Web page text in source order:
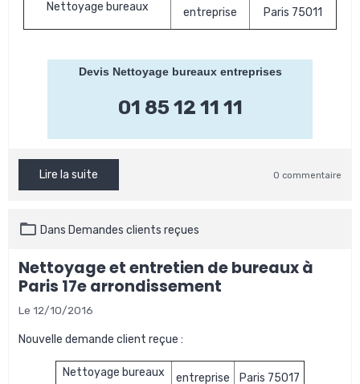
Nettoyage bureaux entreprise Paris 75011
Devis Nettoyage bureaux entreprises
01 85 12 11 11
Lire la suite 0 commentaire
Dans Demandes clients reçues
Nettoyage et entretien de bureaux à
Paris 17e arrondissement
Le 12/10/2016
Nouvelle demande client reçue :
Nettoyage bureaux entreprise Paris 75017